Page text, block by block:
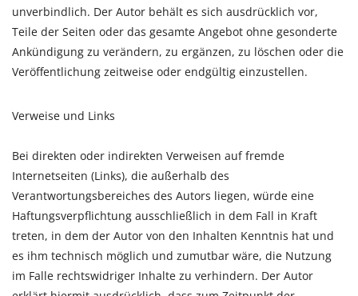
unverbindlich. Der Autor behält es sich ausdrücklich vor,
Teile der Seiten oder das gesamte Angebot ohne gesonderte
Ankündigung zu verändern, zu ergänzen, zu löschen oder die
Veröffentlichung zeitweise oder endgültig einzustellen.
Verweise und Links
Bei direkten oder indirekten Verweisen auf fremde
Internetseiten (Links), die außerhalb des
Verantwortungsbereiches des Autors liegen, würde eine
Haftungsverpflichtung ausschließlich in dem Fall in Kraft
treten, in dem der Autor von den Inhalten Kenntnis hat und
es ihm technisch möglich und zumutbar wäre, die Nutzung
im Falle rechtswidriger Inhalte zu verhindern. Der Autor